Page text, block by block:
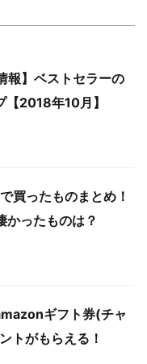
報】ベストセラーの
2018年10月】
買ったものまとめ！
ったものは？
ギフト券(チャ
トがもらえる！